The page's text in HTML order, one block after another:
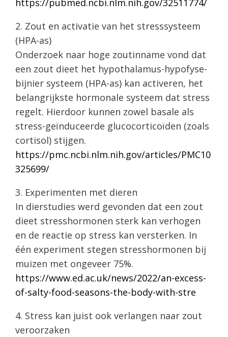
2. Zout en activatie van het stresssysteem
(HPA-as)
Onderzoek naar hoge zoutinname vond dat
een zout dieet het hypothalamus-hypofyse-
bijnier systeem (HPA-as) kan activeren, het
belangrijkste hormonale systeem dat stress
regelt. Hierdoor kunnen zowel basale als
stress-geïnduceerde glucocorticoïden (zoals
cortisol) stijgen.
https://pmc.ncbi.nlm.nih.gov/articles/PMC10
325699/
3. Experimenten met dieren
In dierstudies werd gevonden dat een zout
dieet stresshormonen sterk kan verhogen
en de reactie op stress kan versterken. In
één experiment stegen stresshormonen bij
muizen met ongeveer 75%.
https://www.ed.ac.uk/news/2022/an-excess-
of-salty-food-seasons-the-body-with-stre
4. Stress kan juist ook verlangen naar zout
veroorzaken